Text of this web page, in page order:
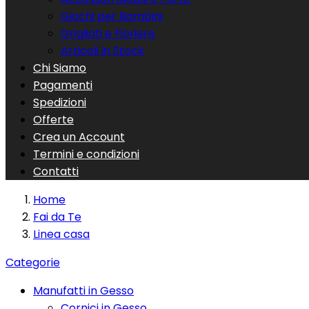
Giochi per Bambini
Grigliati e Fioriere
Articoli in Stock
Chi Siamo
Pagamenti
Spedizioni
Offerte
Crea un Account
Termini e condizioni
Contatti
Home
Fai da Te
Linea casa
Categorie
Manufatti in Gesso